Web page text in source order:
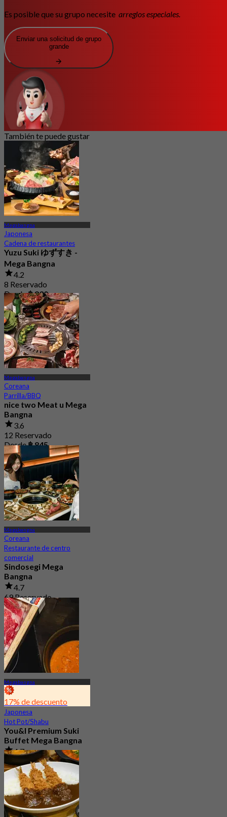
Es posible que su grupo necesite arreglos especiales.
Enviar una solicitud de grupo
grande
También te puede gustar
Megabangna
Japonesa
Cadena de restaurantes
Yuzu Suki ゆずすき -
Mega Bangna
4.2
8 Reservado
Desde฿ 830
Megabangna
Coreana
Parrilla/BBQ
nice two Meat u Mega
Bangna
3.6
12 Reservado
Desde฿ 845
Megabangna
Coreana
Restaurante de centro
comercial
Sindosegi Mega
Bangna
4.7
69 Reservado
Desde฿ 575
Megabangna
17% de descuento
Japonesa
Hot Pot/Shabu
You&I Premium Suki
Buffet Mega Bangna
4.7
3.6K Reservado
Desde ฿ 498